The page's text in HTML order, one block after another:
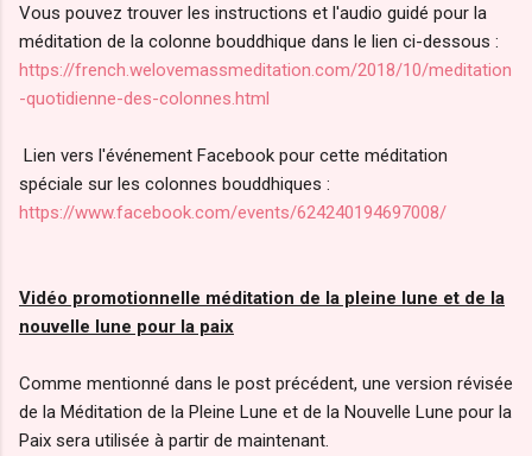
Vous pouvez trouver les instructions et l'audio guidé pour la
méditation de la colonne bouddhique dans le lien ci-dessous :
https://french.welovemassmeditation.com/2018/10/meditation
-quotidienne-des-colonnes.html
Lien vers l'événement Facebook pour cette méditation
spéciale sur les colonnes bouddhiques :
https://www.facebook.com/events/624240194697008/
Vidéo promotionnelle méditation de la pleine lune et de la
nouvelle lune pour la paix
Comme mentionné dans le post précédent, une version révisée
de la Méditation de la Pleine Lune et de la Nouvelle Lune pour la
Paix sera utilisée à partir de maintenant.